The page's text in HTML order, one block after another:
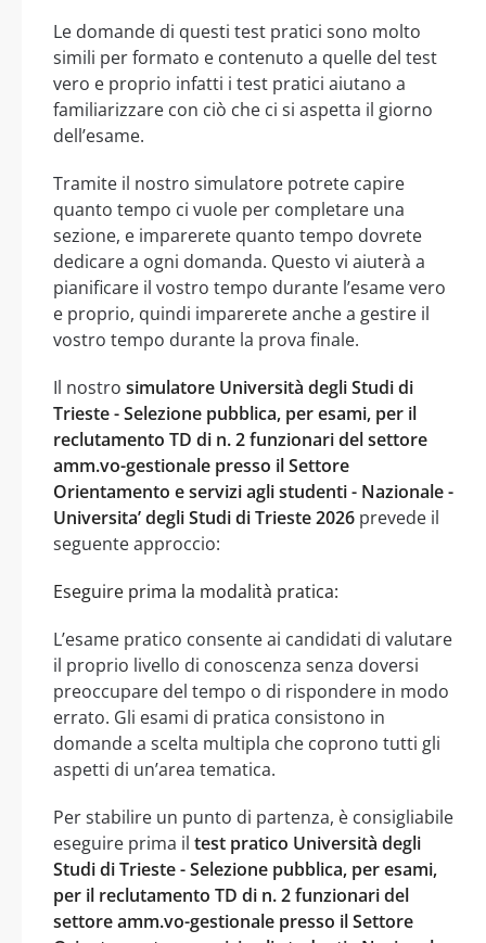
Le domande di questi test pratici sono molto
simili per formato e contenuto a quelle del test
vero e proprio infatti i test pratici aiutano a
familiarizzare con ciò che ci si aspetta il giorno
dell’esame.
Tramite il nostro simulatore potrete capire
quanto tempo ci vuole per completare una
sezione, e imparerete quanto tempo dovrete
dedicare a ogni domanda. Questo vi aiuterà a
pianificare il vostro tempo durante l’esame vero
e proprio, quindi imparerete anche a gestire il
vostro tempo durante la prova finale.
Il nostro simulatore Università degli Studi di
Trieste - Selezione pubblica, per esami, per il
reclutamento TD di n. 2 funzionari del settore
amm.vo-gestionale presso il Settore
Orientamento e servizi agli studenti - Nazionale -
Universita’ degli Studi di Trieste 2026 prevede il
seguente approccio:
Eseguire prima la modalità pratica:
L’esame pratico consente ai candidati di valutare
il proprio livello di conoscenza senza doversi
preoccupare del tempo o di rispondere in modo
errato. Gli esami di pratica consistono in
domande a scelta multipla che coprono tutti gli
aspetti di un’area tematica.
Per stabilire un punto di partenza, è consigliabile
eseguire prima il test pratico Università degli
Studi di Trieste - Selezione pubblica, per esami,
per il reclutamento TD di n. 2 funzionari del
settore amm.vo-gestionale presso il Settore